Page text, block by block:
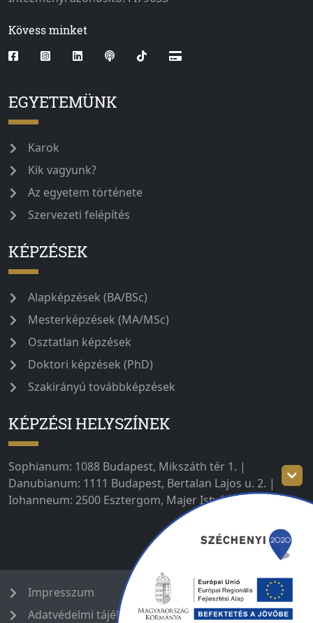
Kövess minket
EGYETEMÜNK
Karok
Kik vagyunk?
Az egyetem története
Szervezeti felépítés
KÉPZÉSEK
Alapképzések (BA/BSc)
Mesterképzések (MA/MSc)
Osztatlan képzések
Doktori képzések (PhD)
Szakirányú továbbképzések
KÉPZÉSI HELYSZÍNEK
Sophianum: 1088 Budapest, Mikszáth tér 1. |
Danubianum: 1111 Budapest, Bertalan Lajos u. 2. |
Iohanneum: 2500 Esztergom, Majer István út 1–3.
Impresszum
Adatvédelmi tájékoztató